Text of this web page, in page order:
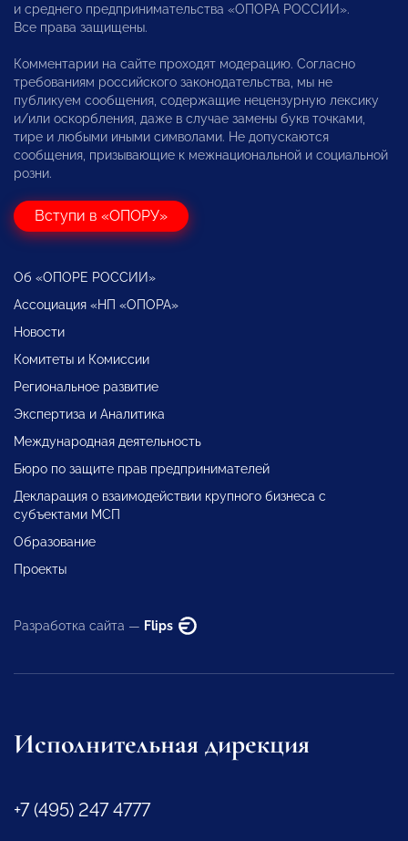
и среднего предпринимательства «ОПОРА РОССИИ».
Все права защищены.
Комментарии на сайте проходят модерацию. Согласно
требованиям российского законодательства, мы не
публикуем сообщения, содержащие нецензурную лексику
и/или оскорбления, даже в случае замены букв точками,
тире и любыми иными символами. Не допускаются
сообщения, призывающие к межнациональной и социальной
розни.
Вступи в «ОПОРУ»
Об «ОПОРЕ РОССИИ»
Ассоциация «НП «ОПОРА»
Новости
Комитеты и Комиссии
Региональное развитие
Экспертиза и Аналитика
Международная деятельность
Бюро по защите прав предпринимателей
Декларация о взаимодействии крупного бизнеса с
субъектами МСП
Образование
Проекты
Разработка сайта — Flips
Исполнительная дирекция
+7 (495) 247 4777